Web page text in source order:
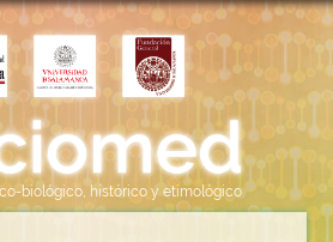
biológico, histórico y etimológico